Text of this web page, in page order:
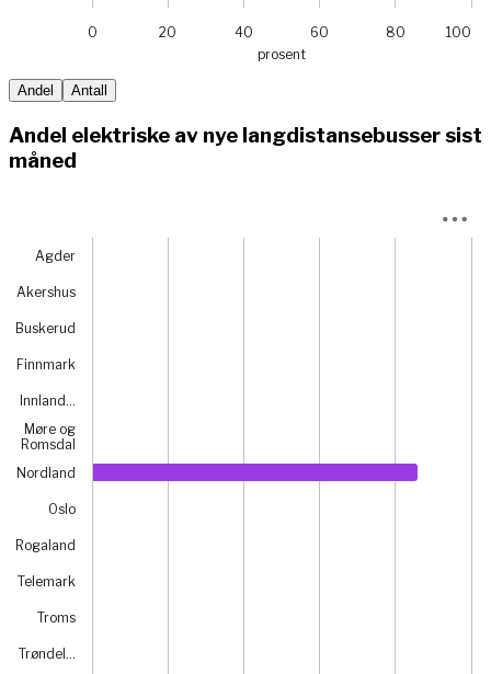
prosent
0 20 40 60 80 100
End of interactive chart.
Andel Antall
Andel elektriske av nye langdistansebusser sist
måned
Bar chart with 15 bars.
View as data table, Chart
The chart has 1 Y axis displaying prosent. Data ranges
Agder
Akershus
Buskerud
Finnmark
Innland…
Møre og
Romsdal
Nordland
Oslo
Rogaland
Telemark
Troms
Trøndel…